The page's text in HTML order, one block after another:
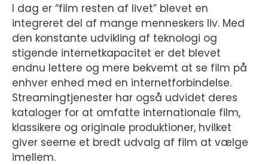
I dag er “film resten af livet” blevet en
integreret del af mange menneskers liv. Med
den konstante udvikling af teknologi og
stigende internetkapacitet er det blevet
endnu lettere og mere bekvemt at se film på
enhver enhed med en internetforbindelse.
Streamingtjenester har også udvidet deres
kataloger for at omfatte internationale film,
klassikere og originale produktioner, hvilket
giver seerne et bredt udvalg af film at vælge
imellem.